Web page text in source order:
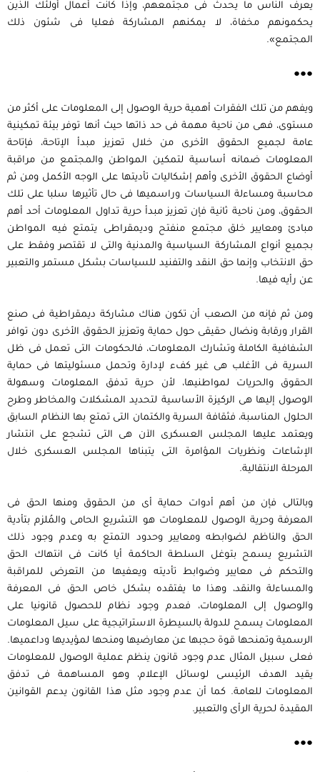
يعرف الناس ما يحدث فى مجتمعهم، وإذا كانت أعمال أولئك الذين
يحكمونهم مخفاة، لا يمكنهم المشاركة فعليا فى شئون ذلك
المجتمع».
●●●
ويفهم من تلك الفقرات أهمية حرية الوصول إلى المعلومات على أكثر من
مستوى، فهى من ناحية مهمة فى حد ذاتها حيث أنها توفر بيئة تمكينية
عامة لجميع الحقوق الأخرى من خلال تعزيز مبدأ الإتاحة، فإتاحة
المعلومات ضمانه أساسية لتمكين المواطن والمجتمع من مراقبة
أوضاع الحقوق الأخرى وأهم إشكاليات تأديتها على الوجه الأكمل ومن ثم
محاسبة ومساءلة السياسات وراسميها فى حال تأثيرها سلبا على تلك
الحقوق، ومن ناحية ثانية فإن تعزيز مبدأ حرية تداول المعلومات أحد أهم
مبادئ ومعايير خلق مجتمع منفتح وديمقراطى يتمتع فيه المواطن
بجميع أنواع المشاركة السياسية والمدنية والتى لا تقتصر وفقط على
حق الانتخاب وإنما حق النقد والتفنيد للسياسات بشكل مستمر والتعبير
عن رأيه فيها.
ومن ثم فإنه من الصعب أن تكون هناك مشاركة ديمقراطية فى صنع
القرار ورقابة ونضال حقيقى حول حماية وتعزيز الحقوق الأخرى دون توافر
الشفافية الكاملة وتشارك المعلومات، فالحكومات التى تعمل فى ظل
السرية فى الأغلب هى غير كفء لإدارة وتحمل مسئوليتها فى حماية
الحقوق والحريات لمواطنيها، لأن حرية تدفق المعلومات وسهولة
الوصول إليها هى الركيزة الأساسية لتحديد المشكلات والمخاطر وطرح
الحلول المناسبة، فثقافة السرية والكتمان التى تمتع بها النظام السابق
ويعتمد عليها المجلس العسكرى الآن هى التى تشجع على انتشار
الإشاعات ونظريات المؤامرة التى يتبناها المجلس العسكرى خلال
المرحلة الانتقالية.
وبالتالى فإن من أهم أدوات حماية أى من الحقوق ومنها الحق فى
المعرفة وحرية الوصول للمعلومات هو التشريع الحامى والمُلزم بتأدية
الحق والناظم لضوابطه ومعايير وحدود التمتع به وعدم وجود ذلك
التشريع يسمح بتوغل السلطة الحاكمة أيا كانت فى انتهاك الحق
والتحكم فى معايير وضوابط تأديته ويعفيها من التعرض للمراقبة
والمساءلة والنقد، وهذا ما يفتقده بشكل خاص الحق فى المعرفة
والوصول إلى المعلومات، فعدم وجود نظام للحصول قانونيا على
المعلومات يسمح للدولة بالسيطرة الاستراتيجية على سيل المعلومات
الرسمية وتمنحها قوة حجبها عن معارضيها ومنحها لمؤيديها وداعميها.
فعلى سبيل المثال عدم وجود قانون ينظم عملية الوصول للمعلومات
يقيد الهدف الرئيسى لوسائل الإعلام، وهو المساهمة فى تدفق
المعلومات للعامة. كما أن عدم وجود مثل هذا القانون يدعم القوانين
المقيدة لحرية الرأى والتعبير.
●●●